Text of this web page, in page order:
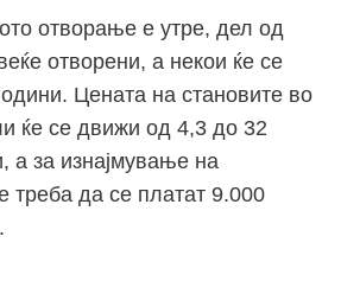
отворање е утре, дел од
отворени, а некои ќе се
Цената на становите во
ќе се движи од 4,3 до 32
а за изнајмување на
треба да се платат 9.000